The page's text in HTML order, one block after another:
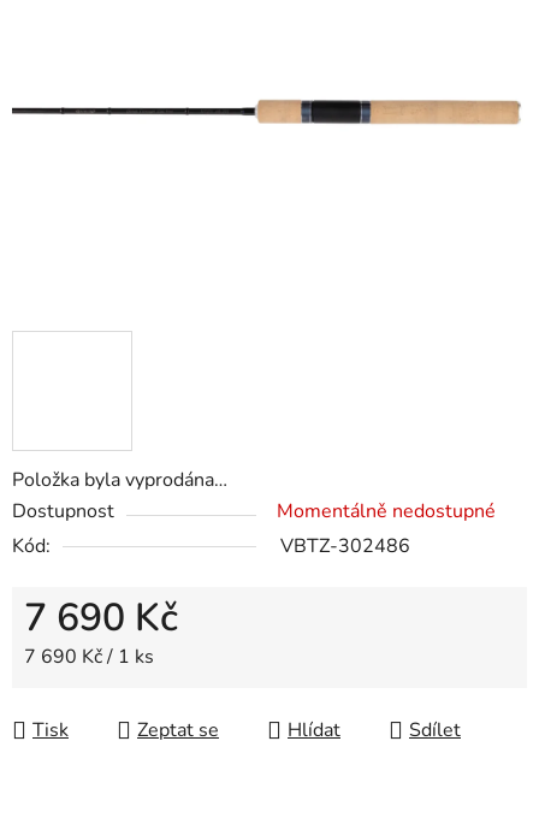
Položka byla vyprodána…
Dostupnost
Momentálně nedostupné
Kód:
VBTZ-302486
7 690 Kč
Měrná cena:
7 690 Kč / 1 ks
Tisk Zeptat se Hlídat Sdílet